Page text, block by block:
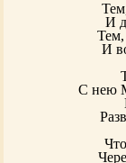
И
Тем,
И
С нею